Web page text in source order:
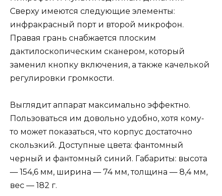
Сверху имеются следующие элементы:
инфракрасный порт и второй микрофон.
Правая грань снабжается плоским
дактилоскопическим сканером, который
заменил кнопку включения, а также качелькой
регулировки громкости.
Выглядит аппарат максимально эффектно.
Пользоваться им довольно удобно, хотя кому-
то может показаться, что корпус достаточно
скользкий. Доступные цвета: фантомный
черный и фантомный синий. Габариты: высота
— 154,6 мм, ширина — 74 мм, толщина — 8,4 мм,
вес — 182 г.